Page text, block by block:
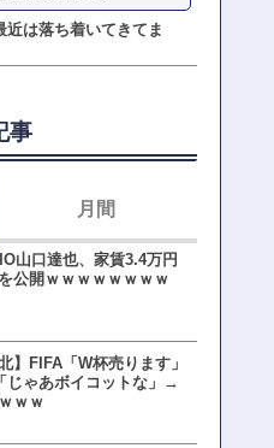
は落ち着いてきてま
事
山口達也、家賃3.4万円
公開ｗｗｗｗｗｗｗｗ
】FIFA「W杯売ります」
じゃあボイコットな」→
ｗｗ
月間
【悲報】東京着く前にHP尽
方民ｗｗｗ移動だけで瀕死
【ファーw】水着女子さん
オッサン盗撮してる…通報